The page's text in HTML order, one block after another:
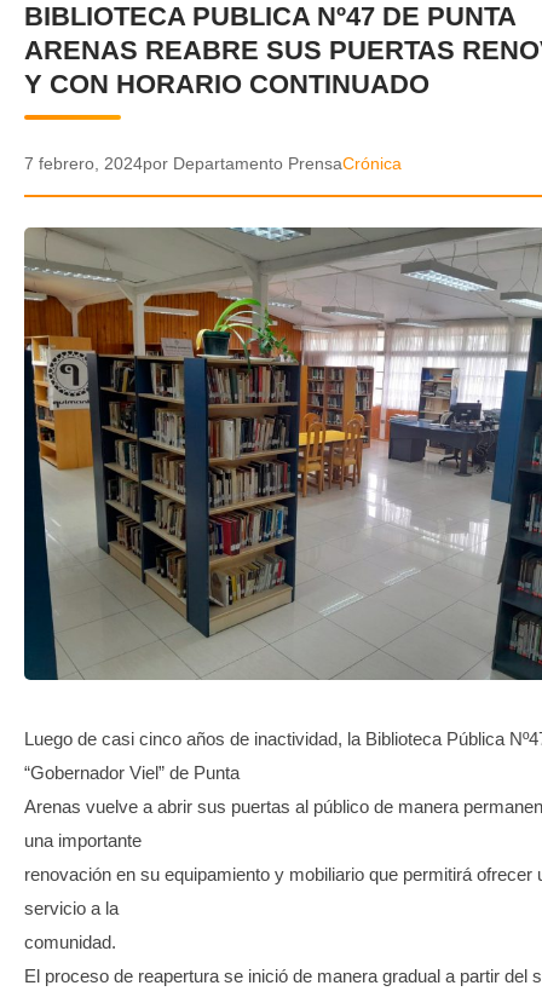
DEPORTES
ENTRETENIMIENTO Y CULTURA
VIDEOS
GALERIA DE FOTOS
APP MÓVIL
TRANSPARENCIA
✕
BIBLIOTECA PUBLICA Nº47 DE PUNTA
ARENAS REABRE SUS PUERTAS
Y CON HORARIO CONTINUADO
7 febrero, 2024por Departamento PrensaCrónica
Luego de casi cinco años de inactividad, la Biblioteca Pública
“Gobernador Viel” de Punta
Arenas vuelve a abrir sus puertas al público de manera
una importante
renovación en su equipamiento y mobiliario que permitirá ofrecer
servicio a la
comunidad.
El proceso de reapertura se inició de manera gradual a partir del